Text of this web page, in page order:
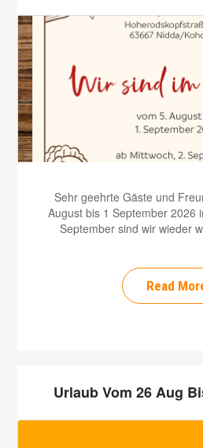
Sehr geehrte Gäste und
August bis 1 September 2026
September sind wir wieder
Read
Urlaub Vom 26 Aug